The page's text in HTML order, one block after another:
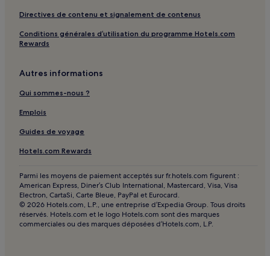
Bidart : hôtels Hôtels avec parking
Bidart : hôtels 4 étoiles
Bidart : hôtels
Saint-Martin-D'arrossa : hôtels
Bidarray : hôtels
Arbonne : hôtels
Anglet : hôtels Hôtels avec parking
Anglet : hôtels Hôtels avec centre de fitness
Anglet : hôtels Hôtels d’affaires
Anglet : hôtels
Directives de contenu et signalement de contenus
Conditions générales d’utilisation du programme Hotels.com
Rewards
Autres informations
Qui sommes-nous ?
Emplois
Guides de voyage
Hotels.com Rewards
Parmi les moyens de paiement acceptés sur fr.hotels.com figurent :
American Express, Diner’s Club International, Mastercard, Visa, Visa
Electron, CartaSi, Carte Bleue, PayPal et Eurocard.
© 2026 Hotels.com, L.P., une entreprise d’Expedia Group. Tous droits
réservés. Hotels.com et le logo Hotels.com sont des marques
commerciales ou des marques déposées d’Hotels.com, L.P.